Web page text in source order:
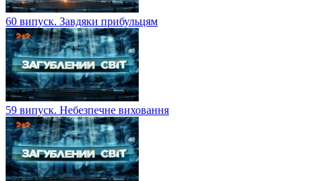
60 випуск. Завдяки прибульцям
59 випуск. Небезпечне виховання